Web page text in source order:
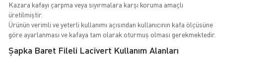
Kazara kafayı çarpma veya sıyırmalara karşı koruma amaçlı
üretilmiştir.
Ürünün verimli ve yeterli kullanımı açısından kullanıcının kafa ölçüsüne
göre ayarlanması ve kafaya tam olarak oturmuş olması gerekmektedir.
Şapka Baret Fileli Lacivert Kullanım Alanları